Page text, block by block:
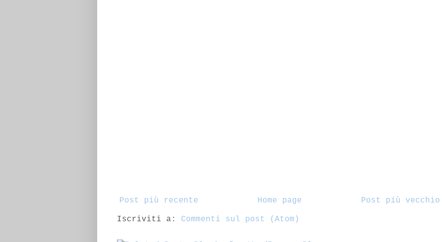
Post più recente Post più vecchio
Home page
Iscriviti a: Commenti sul post (Atom)